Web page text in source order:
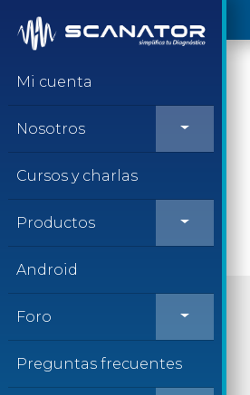
Saltar al contenido
Mi cuenta
Nosotros
Cursos y charlas
Productos
Android
Foro
Preguntas frecuentes